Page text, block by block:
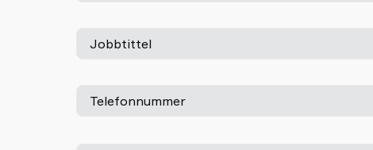
Jobbtittel
Telefonnummer